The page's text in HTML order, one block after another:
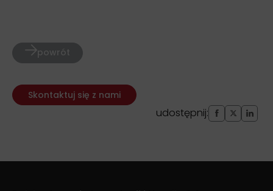
powrót
Skontaktuj się z nami
udostępnij: